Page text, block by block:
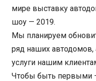
мире выставку
шоу — 2019.
Мы планируем
ряд наших
услуги нашим
Чтобы быть первыми